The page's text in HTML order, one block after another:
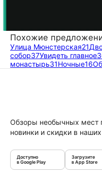
Похожие
Улица Мюнстерская21
собор37Увидеть главное
монастырь31Ночные16
Обзоры необычных мест
новинки и скидки в
Доступно
в Google Play
Загрузите
в App Store